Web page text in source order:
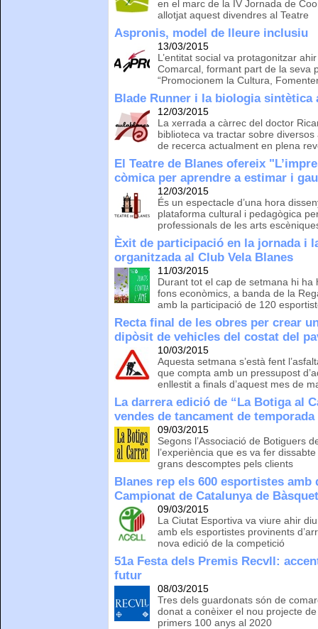
en el marc de la IV Jornada de
allotjat aquest divendres al Teatre
Aspronis, model de lleure inclusiu
13/03/2015
L’entitat social va protagonitzar
Comarcal, formant part de la seva
“Promocionem la Cultura,
Blade Runner i la biologia sintètica
12/03/2015
La xerrada a càrrec del doctor
biblioteca va tractar sobre
de recerca actualment en plena
El Teatre de Blanes ofereix
còmica per aprendre a estimar i
12/03/2015
És un espectacle d’una hora
plataforma cultural i pedagògica
professionals de les arts
Èxit de participació en la jornada i
organitzada al Club Vela Blanes
11/03/2015
Durant tot el cap de setmana hi
fons econòmics, a banda de la
amb la participació de 120
Recta final de les obres per crear
dipòsit de vehicles del costat del
10/03/2015
Aquesta setmana s’està fent
que compta amb un pressupost
enllestit a finals d’aquest mes de
La darrera edició de “La Botiga al
vendes de tancament de temporada
09/03/2015
Segons l’Associació de Botiguers
l’experiència que es va fer
grans descomptes pels clients
Blanes rep els 600 esportistes
Campionat de Catalunya de
09/03/2015
La Ciutat Esportiva va viure ahir
amb els esportistes provinents
nova edició de la competició
51a Festa dels Premis Recvll:
futur
08/03/2015
Tres dels guardonats són de
donat a conèixer el nou projecte
primers 100 anys al 2020